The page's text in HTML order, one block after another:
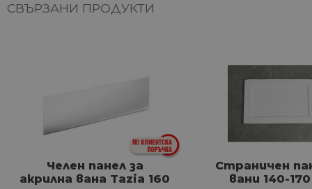
СВЪРЗАНИ ПРОДУКТИ
Челен панел за
акрилна вана Tazia 160
Страничен
вани 140-
CookieScriptConsent